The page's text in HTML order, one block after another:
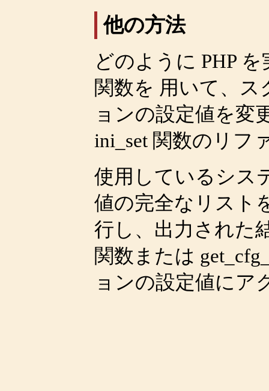
他の方法
どのように PHP
関数を 用いて、
ョンの設定値を変
ini_set 関数のリフ
使用しているシス
値の完全なリスト
行し、出力された
関数または
ョンの設定値にア